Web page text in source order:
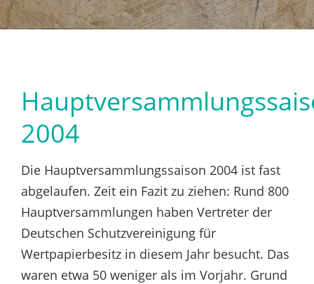
2004
Die Hauptversammlungssaison 2004 ist fast
abgelaufen. Zeit ein Fazit zu ziehen: Rund 800
Hauptversammlungen haben Vertreter der
Deutschen Schutzvereinigung für
Wertpapierbesitz in diesem Jahr besucht. Das
waren etwa 50 weniger als im Vorjahr. Grund